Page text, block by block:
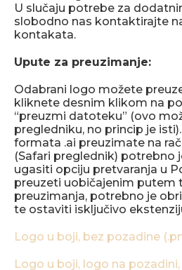
U slučaju potrebe za
slobodno nas kontaktirajte
kontakata.
Upute za preuzimanje:
Odabrani logo možete
kliknete desnim klikom na
“preuzmi datoteku” (ovo
pregledniku, no princip je
formata .ai preuzimate na
(Safari preglednik) potrebno
ugasiti opciju pretvaranja u
preuzeti uobičajenim putem
preuzimanja, potrebno je
te ostaviti isključivo
Logo u boji, bez pozadine
Logo u boji, logo na